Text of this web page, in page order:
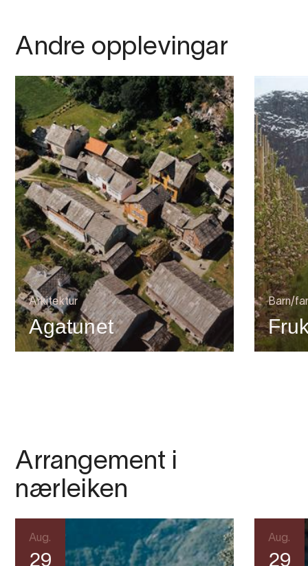
Andre opplevingar
Arkitektur
Agatunet
Barn/
Arrangement i
nærleiken
Aug.
29
Aug.
29